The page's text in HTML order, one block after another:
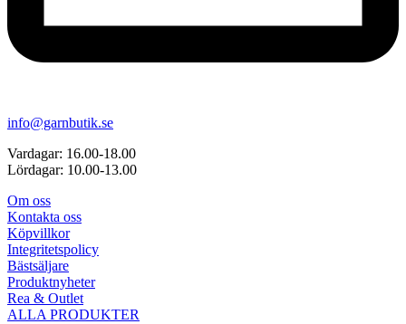
info@garnbutik.se
Vardagar: 16.00-18.00
Lördagar: 10.00-13.00
Om oss
Kontakta oss
Köpvillkor
Integritetspolicy
Bästsäljare
Produktnyheter
Rea & Outlet
ALLA PRODUKTER